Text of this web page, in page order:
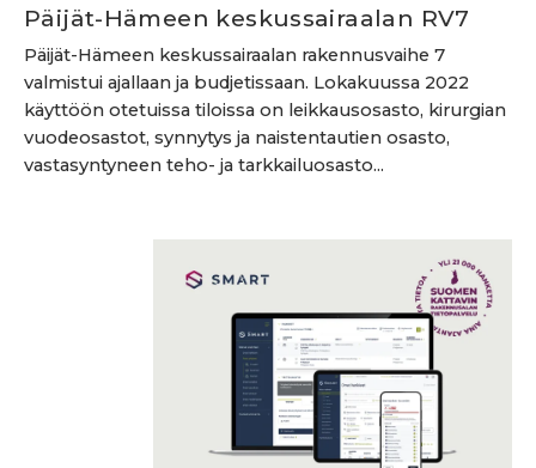
Päijät-Hämeen keskussairaalan RV7
Päijät-Hämeen keskussairaalan rakennusvaihe 7
valmistui ajallaan ja budjetissaan. Lokakuussa 2022
käyttöön otetuissa tiloissa on leikkausosasto, kirurgian
vuodeosastot, synnytys ja naistentautien osasto,
vastasyntyneen teho- ja tarkkailuosasto...